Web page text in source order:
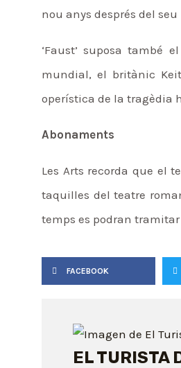
nou anys després del
‘Faust’ suposa també
mundial, el britànic
operística de la tragèdia
Abonaments
Les Arts recorda que el
taquilles del teatre
temps es podran
FACEBOOK
EL TURISTA